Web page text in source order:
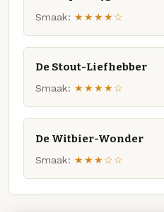
Smaak: ★★★★☆
De Stout-Liefhebber
Smaak: ★★★★☆
De Witbier-Wonder
Smaak: ★★★☆☆